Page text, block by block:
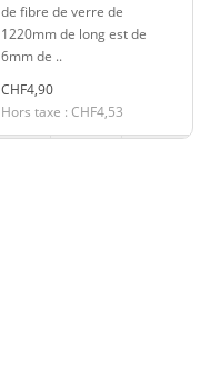
de fibre de verre de
1220mm de long est de
6mm de ..
CHF4,90
Hors taxe : CHF4,53